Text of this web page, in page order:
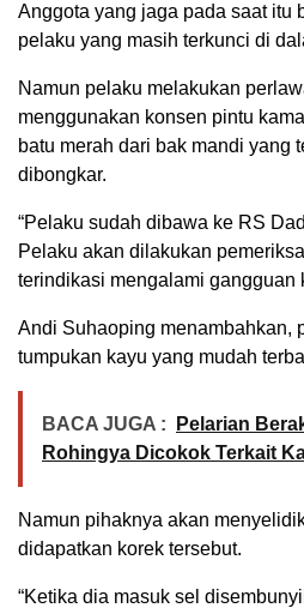
Anggota yang jaga pada saat itu
pelaku yang masih terkunci di
Namun pelaku melakukan
menggunakan konsen pintu
batu merah dari bak mandi yang
dibongkar.
“Pelaku sudah dibawa ke RS
Pelaku akan dilakukan
terindikasi mengalami gangguan
Andi Suhaoping menambahkan,
tumpukan kayu yang mudah
BACA JUGA :
Pelarian
Rohingya Dicokok Terkait
Namun pihaknya akan
didapatkan korek tersebut.
“Ketika dia masuk sel